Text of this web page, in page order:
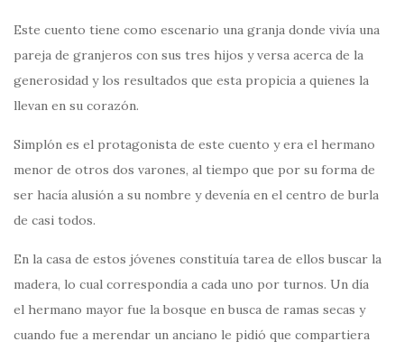
Este cuento tiene como escenario una granja donde vivía una
pareja de granjeros con sus tres hijos y versa acerca de la
generosidad y los resultados que esta propicia a quienes la
llevan en su corazón.
Simplón es el protagonista de este cuento y era el hermano
menor de otros dos varones, al tiempo que por su forma de
ser hacía alusión a su nombre y devenía en el centro de burla
de casi todos.
En la casa de estos jóvenes constituía tarea de ellos buscar la
madera, lo cual correspondía a cada uno por turnos. Un día
el hermano mayor fue la bosque en busca de ramas secas y
cuando fue a merendar un anciano le pidió que compartiera